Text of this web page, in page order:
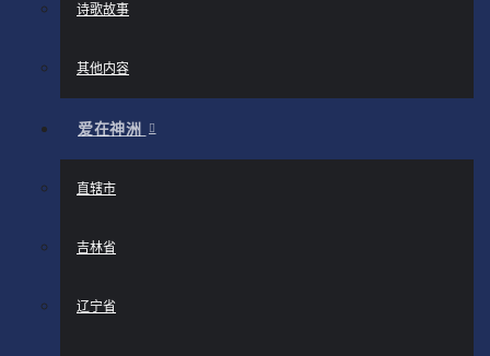
诗歌故事
其他内容
爱在神洲
直辖市
吉林省
辽宁省